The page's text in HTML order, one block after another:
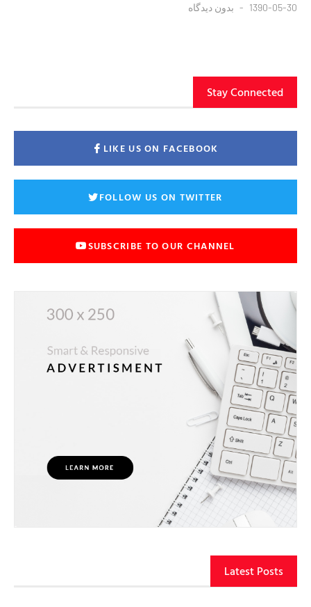
1390-05-30 بدون دیدگاه
Stay Connected
LIKE US ON FACEBOOK
FOLLOW US ON TWITTER
SUBSCRIBE TO OUR CHANNEL
Latest Posts